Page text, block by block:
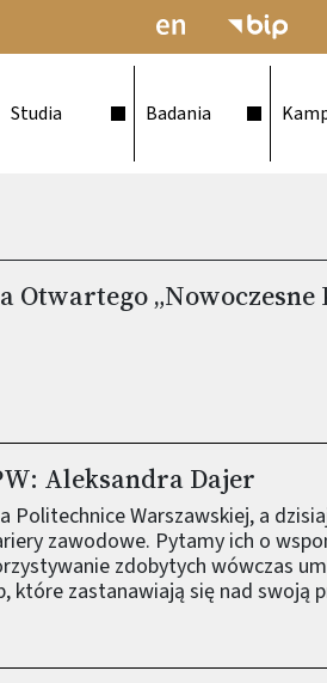
Studia Badania
Otwartego
Aleksandra Dajer
Politechnice Warszawskiej, a
zawodowe. Pytamy ich o
zdobytych wówczas
które zastanawiają się nad swoją